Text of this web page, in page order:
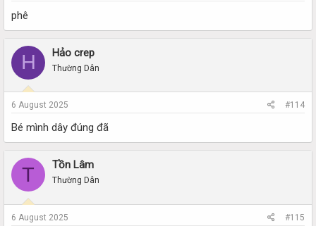
phê
H Hảo crep
Thường Dân
6 August 2025 #114
Bé mình dây đúng đã
T Tồn Lâm
Thường Dân
6 August 2025 #115